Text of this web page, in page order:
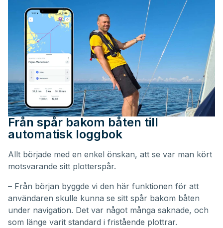
Från spår bakom båten till
automatisk loggbok
Allt började med en enkel önskan, att se var man kört
motsvarande sitt plotterspår.
– Från början byggde vi den här funktionen för att
användaren skulle kunna se sitt spår bakom båten
under navigation. Det var något många saknade, och
som länge varit standard i fristående plottrar.